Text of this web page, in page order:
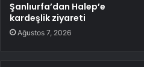
Şanlıurfa’dan Halep’e
kardeşlik ziyareti
Ağustos 7, 2026